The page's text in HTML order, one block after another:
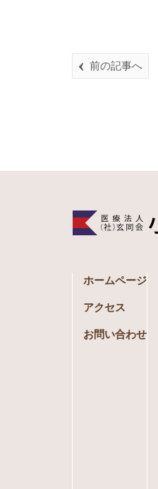
前の記事へ
ホームページ
アクセス
お問い合わせ